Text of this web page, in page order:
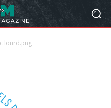
lourd.png